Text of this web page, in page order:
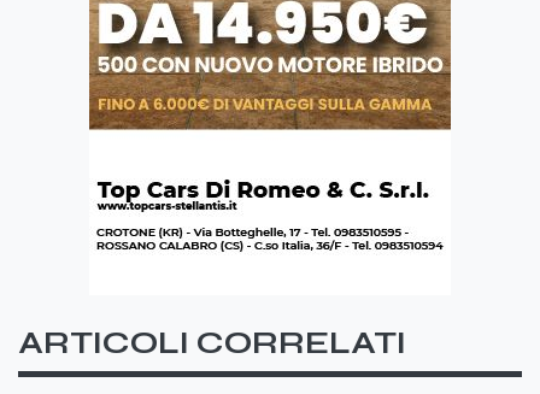
ARTICOLI CORRELATI